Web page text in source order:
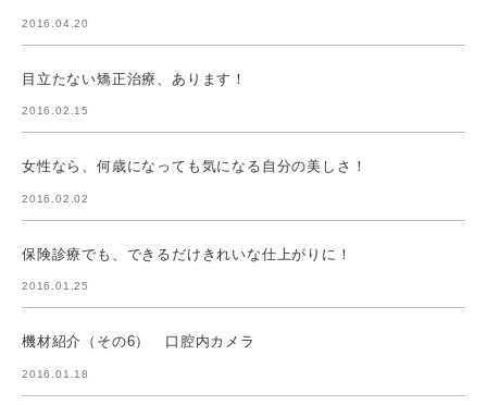
2016.04.20
目立たない矯正治療、あります！
2016.02.15
女性なら、何歳になっても気になる自分の美しさ！
2016.02.02
保険診療でも、できるだけきれいな仕上がりに！
2016.01.25
機材紹介（その6） 口腔内カメラ
2016.01.18